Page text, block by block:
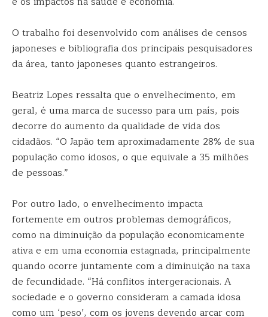
O trabalho foi desenvolvido com análises de censos
japoneses e bibliografia dos principais pesquisadores
da área, tanto japoneses quanto estrangeiros.
Beatriz Lopes ressalta que o envelhecimento, em
geral, é uma marca de sucesso para um país, pois
decorre do aumento da qualidade de vida dos
cidadãos. “O Japão tem aproximadamente 28% de sua
população como idosos, o que equivale a 35 milhões
de pessoas.”
Por outro lado, o envelhecimento impacta
fortemente em outros problemas demográficos,
como na diminuição da população economicamente
ativa e em uma economia estagnada, principalmente
quando ocorre juntamente com a diminuição na taxa
de fecundidade. “Há conflitos intergeracionais. A
sociedade e o governo consideram a camada idosa
como um ‘peso’, com os jovens devendo arcar com